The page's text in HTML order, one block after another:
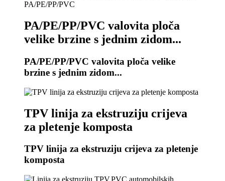
PA/PE/PP/PVC valovita ploča
velike brzine s jednim zidom...
PA/PE/PP/PVC valovita ploča velike
brzine s jednim zidom...
TPV linija za ekstruziju crijeva
za pletenje komposta
TPV linija za ekstruziju crijeva za pletenje
komposta